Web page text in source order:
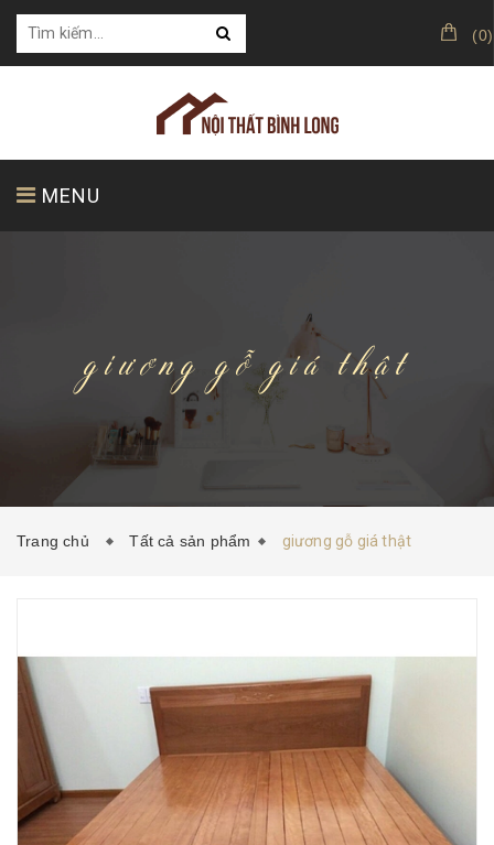
(0)
MENU
KHÁCH HÀNG CỦA CHÚNG TÔI
HƯỚNG DẪN MUA HÀNG
giương gỗ giá thật
Trang chủ Tất cả sản phẩm giương gỗ giá thật